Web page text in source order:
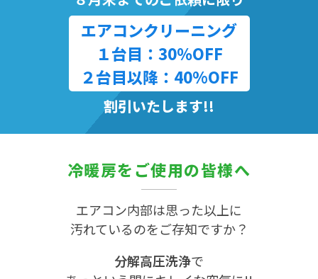
エアコンクリーニング
１台目：30％OFF
２台目以降：40%OFF
割引いたします!!
冷暖房をご使用の皆様へ
エアコン内部は思った以上に
汚れているのをご存知ですか？
分解高圧洗浄で